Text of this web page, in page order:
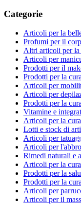
Categorie
Articoli per la
Profumi per il
Altri articoli per la
Articoli per
Prodotti per il
Prodotti per la
Articoli per
Articoli per
Prodotti per la
Vitamine e
Articoli per la
Lotti e stock di
Articoli per
Articoli per
Rimedi naturali e
Articoli per la
Prodotti per la
Prodotti per la
Articoli per
Articoli per il